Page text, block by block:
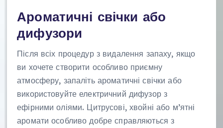
Ароматичні свічки або
дифузори
Після всіх процедур з видалення запаху, якщо
ви хочете створити особливо приємну
атмосферу, запаліть ароматичні свічки або
використовуйте електричний дифузор з
ефірними оліями. Цитрусові, хвойні або м’ятні
аромати особливо добре справляються з